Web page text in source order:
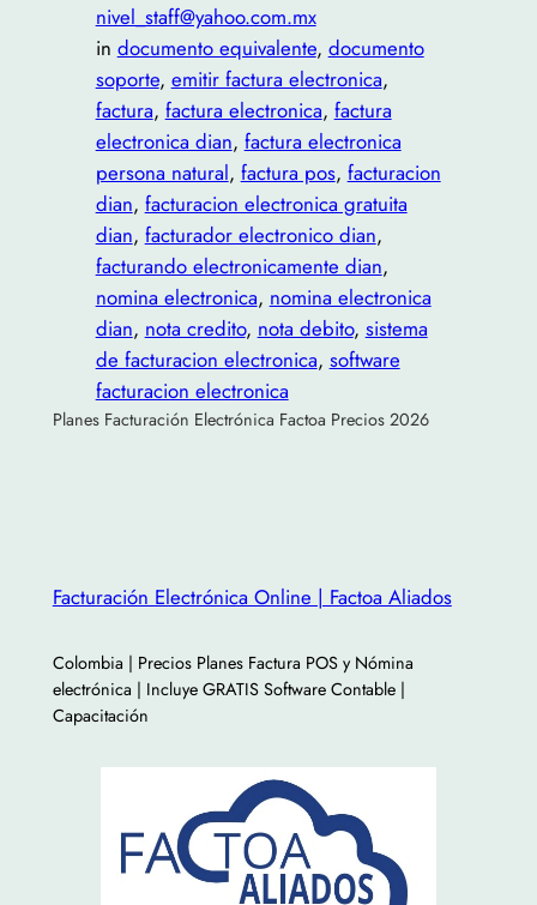
nivel_staff@yahoo.com.mx
in documento equivalente, documento
soporte, emitir factura electronica
factura, factura electronica, factura
electronica dian, factura electronica
persona natural, factura pos, facturacion
dian, facturacion electronica gratuita
dian, facturador electronico dian
facturando electronicamente dian
nomina electronica, nomina electronica
dian, nota credito, nota debito, sistema
de facturacion electronica, software
facturacion electronica
Planes Facturación Electrónica Factoa Precios 2026
Facturación Electrónica Online | Factoa Aliados
Colombia | Precios Planes Factura POS y Nómina
electrónica | Incluye GRATIS Software Contable |
Capacitación